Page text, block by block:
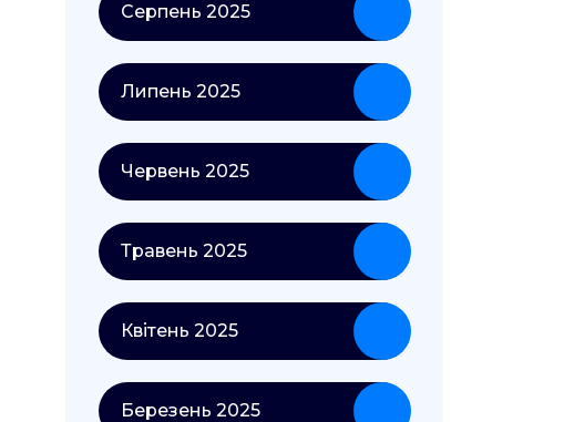
Серпень 2025
Липень 2025
Червень 2025
Травень 2025
Квітень 2025
Березень 2025